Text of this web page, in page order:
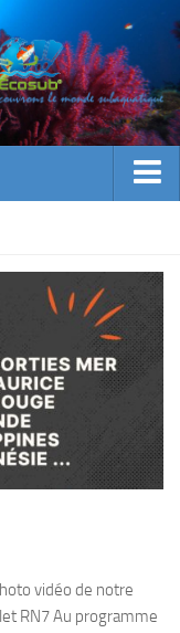
vidéo de notre
RN7 Au programme